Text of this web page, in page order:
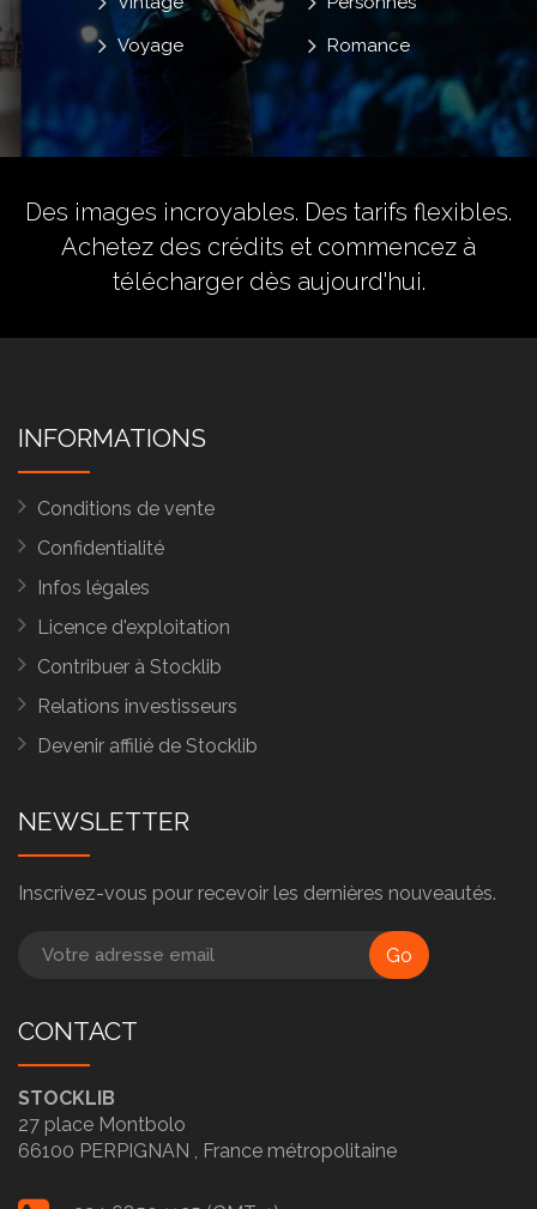
Romance
Voyage
Des images incroyables. Des tarifs flexibles.
Achetez des crédits et commencez à
télécharger dès aujourd'hui.
INFORMATIONS
Conditions de vente
Confidentialité
Infos légales
Licence d'exploitation
Contribuer à Stocklib
Relations investisseurs
Devenir affilié de Stocklib
NEWSLETTER
Inscrivez-vous pour recevoir les dernières nouveautés.
Go
CONTACT
STOCKLIB
27 place Montbolo
66100 PERPIGNAN , France métropolitaine